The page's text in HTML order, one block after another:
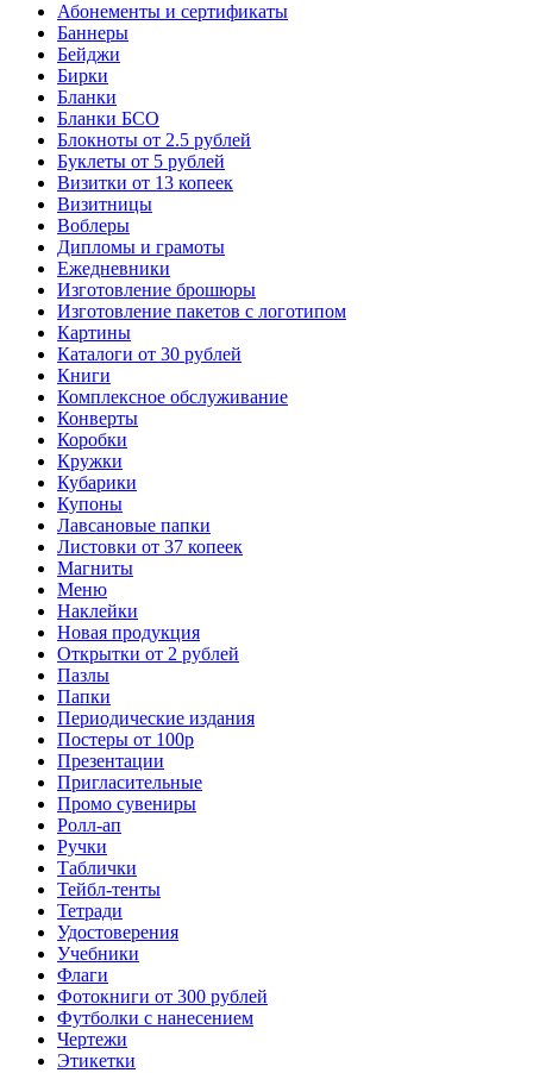
Абонементы и сертификаты
Баннеры
Бейджи
Бирки
Бланки
Бланки БСО
Блокноты от 2.5 рублей
Буклеты от 5 рублей
Визитки от 13 копеек
Визитницы
Воблеры
Дипломы и грамоты
Ежедневники
Изготовление брошюры
Изготовление пакетов с логотипом
Картины
Каталоги от 30 рублей
Книги
Комплексное обслуживание
Конверты
Коробки
Кружки
Кубарики
Купоны
Лавсановые папки
Листовки от 37 копеек
Магниты
Меню
Наклейки
Новая продукция
Открытки от 2 рублей
Пазлы
Папки
Периодические издания
Постеры от 100р
Презентации
Пригласительные
Промо сувениры
Ролл-ап
Ручки
Таблички
Тейбл-тенты
Тетради
Удостоверения
Учебники
Флаги
Фотокниги от 300 рублей
Футболки с нанесением
Чертежи
Этикетки